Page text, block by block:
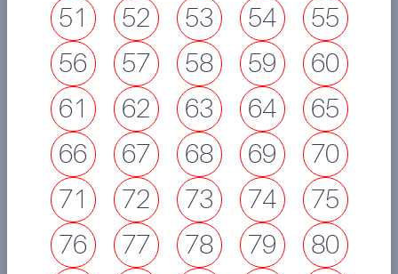
51
52 53 54
55
56
57 58 59
60
61
62 63 64
65
66
67 68 69
70
71
72 73 74
75
76
77 78 79
80